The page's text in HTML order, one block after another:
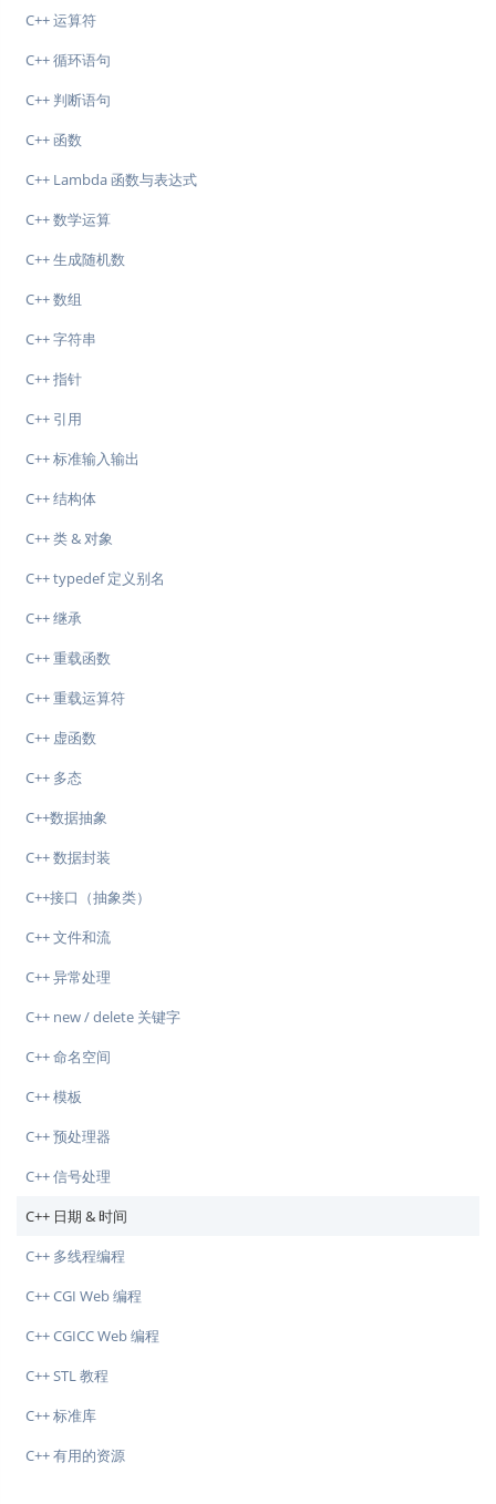
C++ 运算符
C++ 循环语句
C++ 判断语句
C++ 函数
C++ Lambda 函数与表达式
C++ 数学运算
C++ 生成随机数
C++ 数组
C++ 字符串
C++ 指针
C++ 引用
C++ 标准输入输出
C++ 结构体
C++ 类 & 对象
C++ typedef 定义别名
C++ 继承
C++ 重载函数
C++ 重载运算符
C++ 虚函数
C++ 多态
C++数据抽象
C++ 数据封装
C++接口（抽象类）
C++ 文件和流
C++ 异常处理
C++ new / delete 关键字
C++ 命名空间
C++ 模板
C++ 预处理器
C++ 信号处理
C++ 日期 & 时间
C++ 多线程编程
C++ CGI Web 编程
C++ CGICC Web 编程
C++ STL 教程
C++ 标准库
C++ 有用的资源